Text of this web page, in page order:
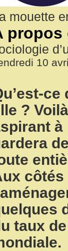
mouette
propos
10
?
à
côtés
taux